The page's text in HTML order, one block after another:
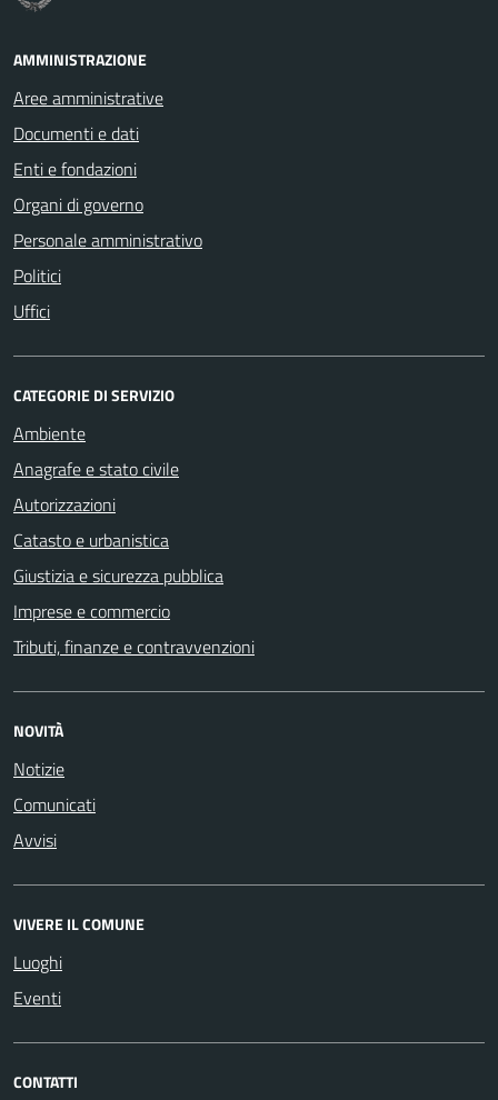
AMMINISTRAZIONE
Aree amministrative
Documenti e dati
Enti e fondazioni
Organi di governo
Personale amministrativo
Politici
Uffici
CATEGORIE DI SERVIZIO
Ambiente
Anagrafe e stato civile
Autorizzazioni
Catasto e urbanistica
Giustizia e sicurezza pubblica
Imprese e commercio
Tributi, finanze e contravvenzioni
NOVITÀ
Notizie
Comunicati
Avvisi
VIVERE IL COMUNE
Luoghi
Eventi
CONTATTI